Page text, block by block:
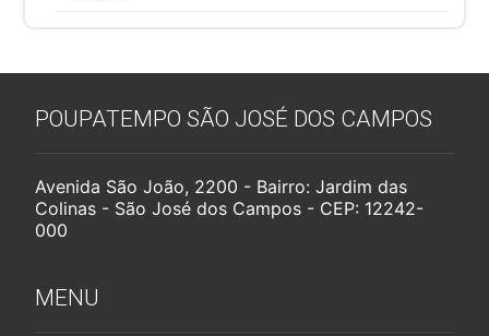
POUPATEMPO SÃO JOSÉ DOS CAMPOS
Avenida São João, 2200 - Bairro: Jardim das
Colinas - São José dos Campos - CEP: 12242-
000
MENU